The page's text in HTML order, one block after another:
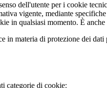
dell'utente per i cookie
vigente, mediante
in qualsiasi momento. È
in materia di protezione dei
categorie di cookie: